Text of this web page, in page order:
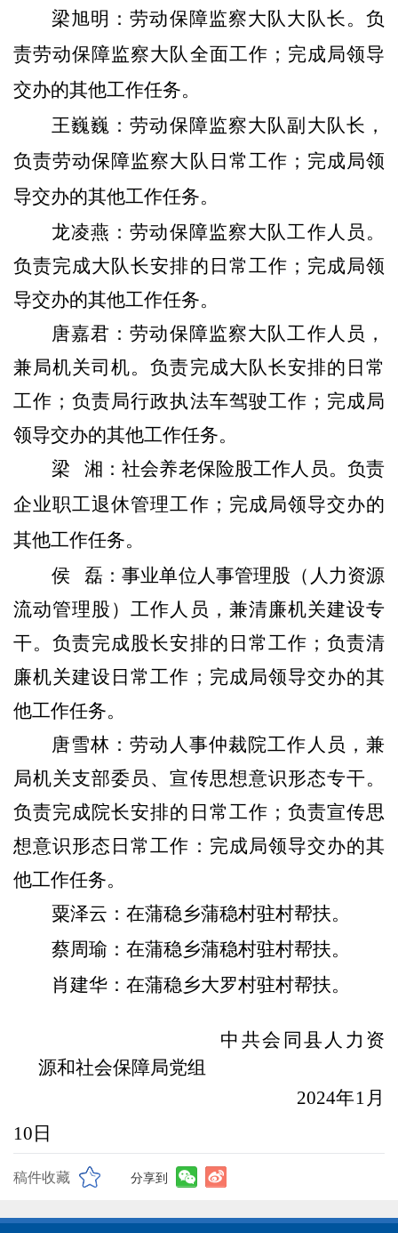
梁旭明 ：劳动保障监察大队大队长。负
责劳动保障监察大队全面工作；完成局领导
交办的其他工作任务。
王巍巍 ：劳动保障监察大队副 大 队长，
负责劳动保障监察大队日常工作； 完成局领
导交办的其他工作任务。
龙凌燕：劳动保障监察大队工作人员。
负责完成大队长安排的日常工作 ； 完成局领
导交办的其他工作任务。
唐嘉君：劳动保障监察大队工作人员 ，
兼局机关司机。负责完成大队长安排的日常
工作；负责局行政执法车驾驶工作；完成局
领导交办的其他工作任务。
梁
湘：社会养老保险股工作人员。负责
企业职工退休管理工作；完成局领导交办的
其他工作任务。
侯
磊：事业单位人事管理股 （人力资源
流动管理股）工作人员，兼清廉机关建设专
干。负责完成股长安排的日常工作；负责清
廉机关建设日常工作； 完成局领导交办的其
他工作任务。
唐雪林：劳动人事仲裁院工作人员，兼
局机关支部委员、宣传思想意识形态专干。
负责完成院长安排的日常工作；负责宣传思
想意识形态日常工作： 完成局领导交办的其
他工作任务。
粟泽云 ： 在蒲稳乡蒲稳村驻村帮扶。
蔡周瑜 ： 在蒲稳乡蒲稳村驻村帮扶。
肖建华： 在蒲稳乡大罗村驻村帮扶。
中共会同县人力资
源和社会保障局党组
2024年1 月
10 日
稿件收藏 分享到